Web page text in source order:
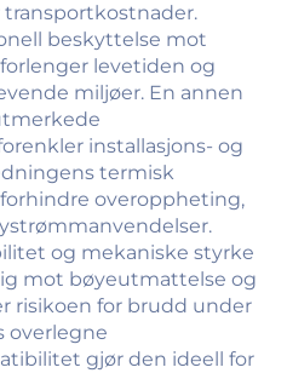
transportkostnader.
beskyttelse mot
levetiden og
miljøer. En annen
installasjons- og
termisk
overoppheting,
og mekaniske styrke
mot bøyeutmattelse og
risikoen for brudd under
overlegne
gjør den ideell for